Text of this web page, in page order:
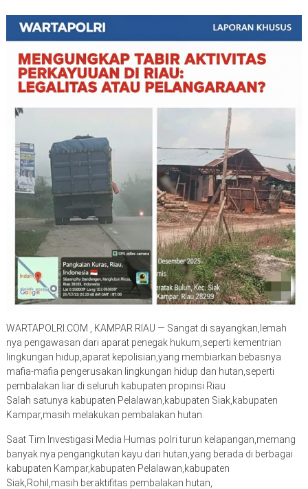
WARTAPOLRI.COM , KAMPAR RIAU — Sangat di sayangkan,lemah
nya pengawasan dari aparat penegak hukum,seperti kementrian
lingkungan hidup,aparat kepolisian,yang membiarkan bebasnya
mafia-mafia pengerusakan lingkungan hidup dan hutan,seperti
pembalakan liar di seluruh kabupaten propinsi Riau
Salah satunya kabupaten Pelalawan,kabupaten Siak,kabupaten
Kampar,masih melakukan pembalakan hutan.
Saat Tim Investigasi Media Humas polri turun kelapangan,memang
banyak nya pengangkutan kayu dari hutan,yang berada di berbagai
kabupaten Kampar,kabupaten Pelalawan,kabupaten
Siak,Rohil,masih beraktifitas pembalakan hutan,